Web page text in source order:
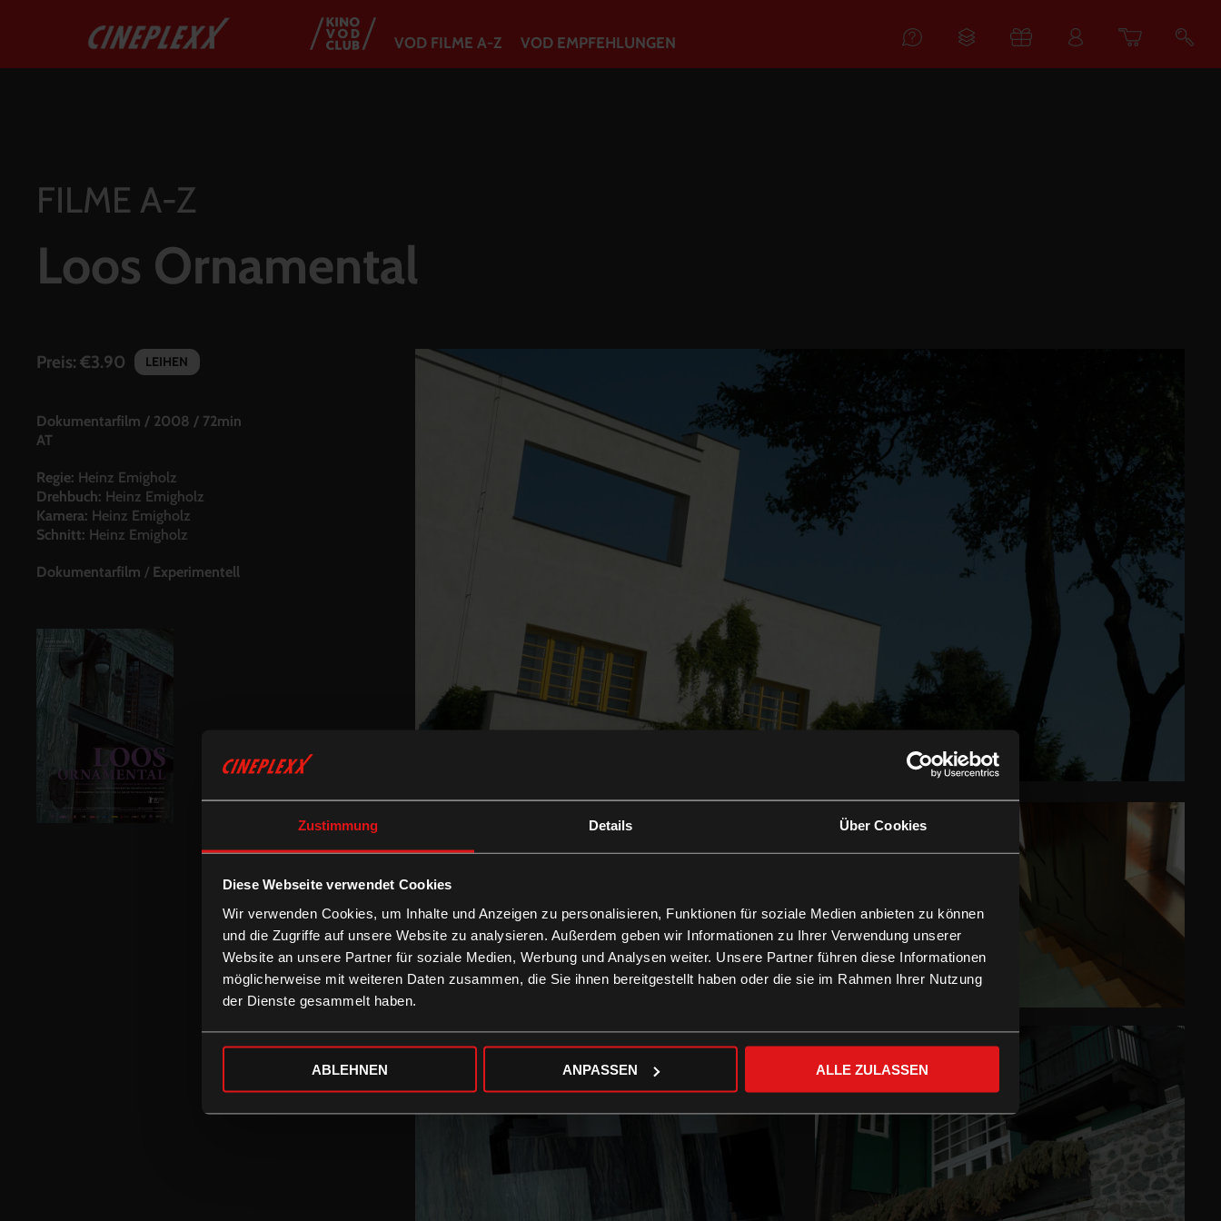
Zustimmung Details Über Cookies
Diese Webseite verwendet Cookies
Wir verwenden Cookies, um Inhalte und Anzeigen zu personalisieren, Funktionen für soziale Medien anbieten zu können
und die Zugriffe auf unsere Website zu analysieren. Außerdem geben wir Informationen zu Ihrer Verwendung unserer
Website an unsere Partner für soziale Medien, Werbung und Analysen weiter. Unsere Partner führen diese Informationen
möglicherweise mit weiteren Daten zusammen, die Sie ihnen bereitgestellt haben oder die sie im Rahmen Ihrer Nutzung
der Dienste gesammelt haben.
ABLEHNEN ANPASSEN ALLE ZULASSEN
Warenkorb
Suche
VOD FILME A-Z VOD EMPFEHLUNGEN
FILME A-Z
Loos Ornamental
Preis: €3.90 LEIHEN
Dokumentarfilm / 2008 / 72min
AT
Regie: Heinz Emigholz
Drehbuch: Heinz Emigholz
Kamera: Heinz Emigholz
Schnitt: Heinz Emigholz
Dokumentarfilm / Experimentell